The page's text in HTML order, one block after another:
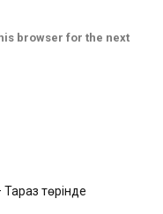
browser for the next
Тараз төрінде